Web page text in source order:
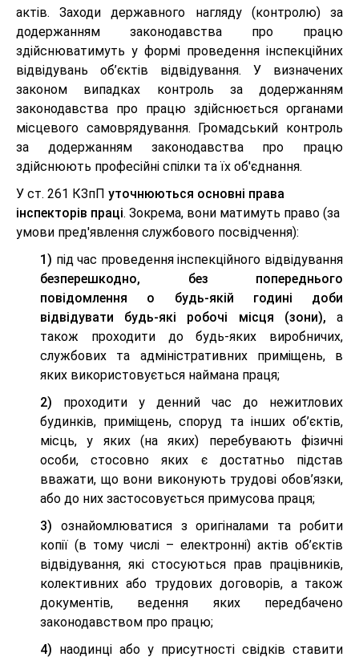
актів. Заходи державного нагляду (контролю) за
додержанням законодавства про працю
здійснюватимуть у формі проведення інспекційних
відвідувань об’єктів відвідування. У визначених
законом випадках контроль за додержанням
законодавства про працю здійснюється органами
місцевого самоврядування. Громадський контроль
за додержанням законодавства про працю
здійснюють професійні спілки та їх об'єднання.
У ст. 261 КЗпП уточнюються основні права
інспекторів праці. Зокрема, вони матимуть право (за
умови пред'явлення службового посвідчення):
1) під час проведення інспекційного відвідування
безперешкодно, без попереднього
повідомлення о будь-якій годині доби
відвідувати будь-які робочі місця (зони), а
також проходити до будь-яких виробничих,
службових та адміністративних приміщень, в
яких використовується наймана праця;
2) проходити у денний час до нежитлових
будинків, приміщень, споруд та інших об’єктів,
місць, у яких (на яких) перебувають фізичні
особи, стосовно яких є достатньо підстав
вважати, що вони виконують трудові обов’язки,
або до них застосовується примусова праця;
3) ознайомлюватися з оригіналами та робити
копії (в тому числі – електронні) актів об’єктів
відвідування, які стосуються прав працівників,
колективних або трудових договорів, а також
документів, ведення яких передбачено
законодавством про працю;
4) наодинці або у присутності свідків ставити